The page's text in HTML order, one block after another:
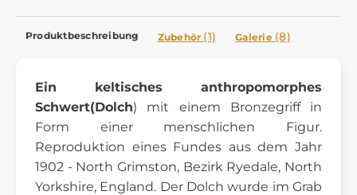
Produktbeschreibung Zubehör (1) Galerie (8)
Ein keltisches anthropomorphes
Schwert(Dolch) mit einem Bronzegriff in
Form einer menschlichen Figur.
Reproduktion eines Fundes aus dem Jahr
1902 - North Grimston, Bezirk Ryedale, North
Yorkshire, England. Der Dolch wurde im Grab